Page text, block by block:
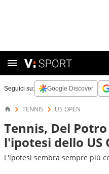
Seguici su: Google Discover
TENNIS US OPEN
Tennis, Del
l'ipotesi dello US
L'ipotesi sembra sempre più